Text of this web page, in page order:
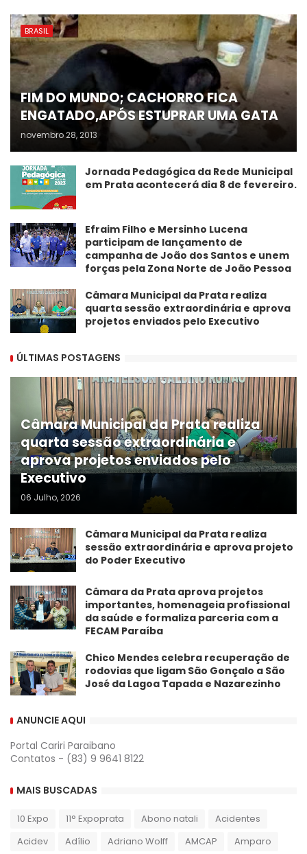
BRASIL
FIM DO MUNDO; CACHORRO FICA
ENGATADO,APÓS ESTUPRAR UMA GATA
novembro 28, 2013
Jornada Pedagógica da Rede Municipal
em Prata acontecerá dia 8 de fevereiro.
Efraim Filho e Mersinho Lucena
participam de lançamento de
campanha de João dos Santos e unem
forças pela Zona Norte de João Pessoa
Câmara Municipal da Prata realiza
quarta sessão extraordinária e aprova
projetos enviados pelo Executivo
ÚLTIMAS POSTAGENS
Câmara Municipal da Prata realiza
quarta sessão extraordinária e
aprova projetos enviados pelo
Executivo
06 Julho, 2026
Câmara Municipal da Prata realiza
sessão extraordinária e aprova projeto
do Poder Executivo
​Câmara da Prata aprova projetos
importantes, homenageia profissional
da saúde e formaliza parceria com a
FECAM Paraíba
Chico Mendes celebra recuperação de
rodovias que ligam São Gonçalo a São
José da Lagoa Tapada e Nazarezinho
ANUNCIE AQUI
Portal Cariri Paraibano
Contatos - (83) 9 9641 8122
MAIS BUSCADAS
10 Expo 11° Expoprata Abono natali
Acidentes
Acidev
Adílio Adriano Wolff AMCAP
Amparo